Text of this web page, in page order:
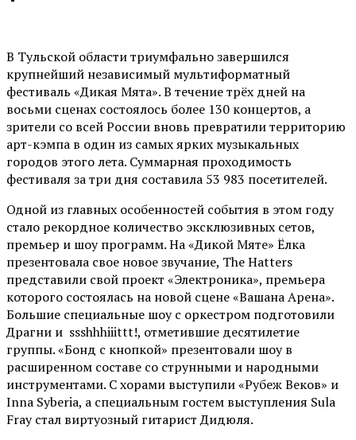
В Тульской области триумфально завершился
крупнейший независимый мультиформатный
фестиваль «Дикая Мята». В течение трёх дней на
восьми сценах состоялось более 130 концертов, а
зрители со всей России вновь превратили территорию
арт-кэмпа в один из самых ярких музыкальных
городов этого лета. Суммарная проходимость
фестиваля за три дня составила 53 983 посетителей.
Одной из главных особенностей события в этом году
стало рекордное количество эксклюзивных сетов,
премьер и шоу программ. На «Дикой Мяте» Ёлка
презентовала свое новое звучание, The Hatters
представили свой проект «Электроника», премьера
которого состоялась на новой сцене «Вашана Арена».
Большие специальные шоу с оркестром подготовили
Драгни и ssshhhiiittt!, отметившие десятилетие
группы. «Бонд с кнопкой» презентовали шоу в
расширенном составе со струнными и народными
инструментами. С хорами выступили «Рубеж Веков» и
Inna Syberia, а специальным гостем выступления Sula
Fray стал виртуозный гитарист Дидюля.